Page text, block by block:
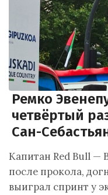
Ремко
четвёртый
Сан-
Капитан Red Bull —
после прокола,
выиграл спринт у